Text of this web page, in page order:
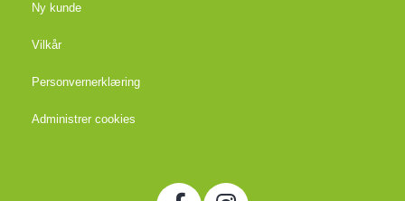
Ny kunde
Vilkår
Personvernerklæring
Administrer cookies